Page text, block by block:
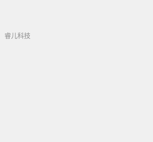
睿儿科技